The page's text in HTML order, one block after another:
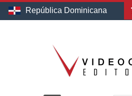
República Dominicana